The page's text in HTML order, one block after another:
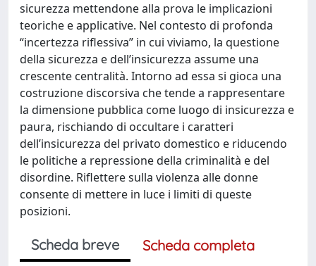
sicurezza mettendone alla prova le implicazioni
teoriche e applicative. Nel contesto di profonda
“incertezza riflessiva” in cui viviamo, la questione
della sicurezza e dell’insicurezza assume una
crescente centralità. Intorno ad essa si gioca una
costruzione discorsiva che tende a rappresentare
la dimensione pubblica come luogo di insicurezza e
paura, rischiando di occultare i caratteri
dell’insicurezza del privato domestico e riducendo
le politiche a repressione della criminalità e del
disordine. Riflettere sulla violenza alle donne
consente di mettere in luce i limiti di queste
posizioni.
Scheda breve
Scheda completa